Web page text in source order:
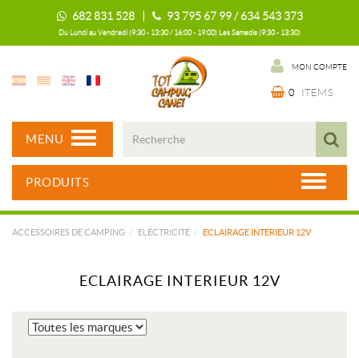
682 831 528 | 93 795 67 99 / 634 543 373
Du Lundi au Vendredi (9:30 - 13:30 / 16:00 - 19:00) Les Samedis (9:30 - 13:30)
MON COMPTE
0 ITEMS
MENU
PRODUITS
ACCESSOIRES DE CAMPING ELECTRICITÉ ECLAIRAGE INTERIEUR 12V
ECLAIRAGE INTERIEUR 12V